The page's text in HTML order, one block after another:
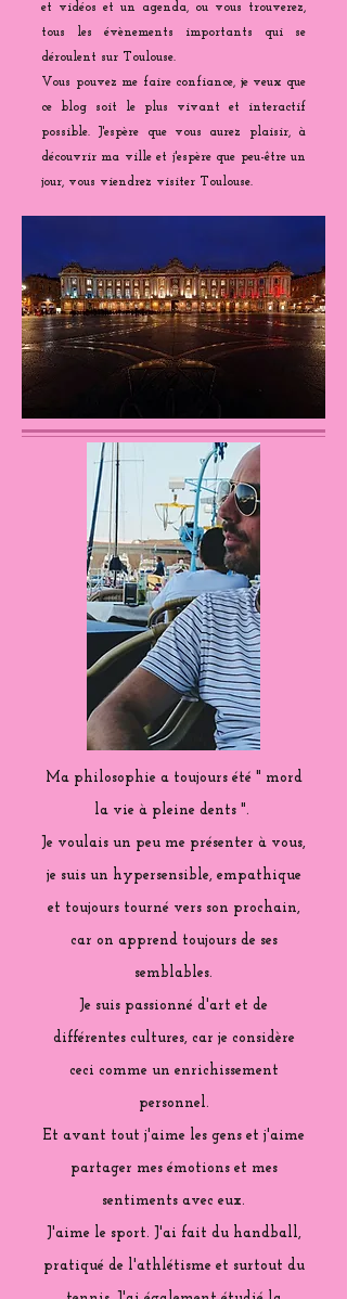
et vidéos et un agenda, ou vous trouverez,
tous les évènements importants qui se
déroulent sur Toulouse.
Vous pouvez me faire confiance, je veux que
ce blog soit le plus vivant et interactif
possible. J'espère que vous aurez plaisir, à
découvrir ma ville et j'espère que peu-être un
jour, vous viendrez visiter Toulouse.
Ma philosophie a toujours été " mord
la vie à pleine dents ".
Je voulais un peu me présenter à vous,
je suis un hypersensible, empathique
et toujours tourné vers son prochain,
car on apprend toujours de ses
semblables.
Je suis passionné d'art et de
différentes cultures, car je considère
ceci comme un enrichissement
personnel.
Et avant tout j'aime les gens et j'aime
partager mes émotions et mes
sentiments avec eux.
J'aime le sport. J'ai fait du handball,
pratiqué de l'athlétisme et surtout du